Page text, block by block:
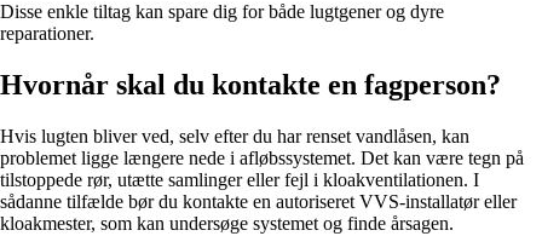
Disse enkle tiltag kan spare dig for både lugtgener og dyre
reparationer.
Hvornår skal du kontakte en fagperson?
Hvis lugten bliver ved, selv efter du har renset vandlåsen, kan
problemet ligge længere nede i afløbssystemet. Det kan være tegn på
tilstoppede rør, utætte samlinger eller fejl i kloakventilationen. I
sådanne tilfælde bør du kontakte en autoriseret VVS-installatør eller
kloakmester, som kan undersøge systemet og finde årsagen.